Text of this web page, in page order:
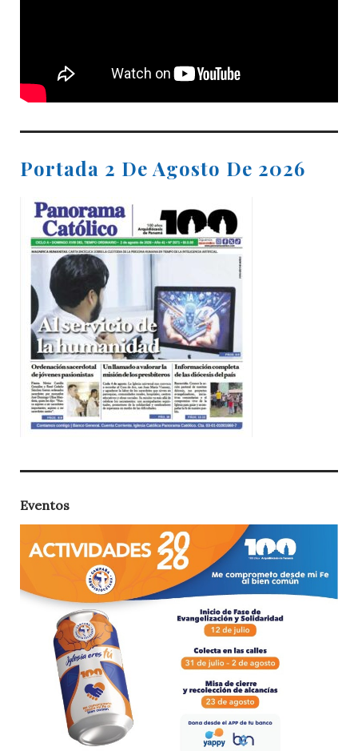
Portada 2 De Agosto De 2026
Eventos